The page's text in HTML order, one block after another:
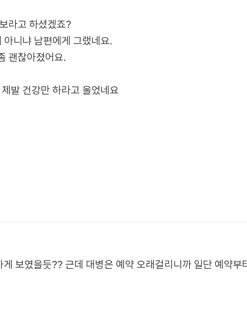
라고 하셨겠죠?
니냐 남편에게 그랬네요.
괜찮아졌어요.
발 건강만 하라고 울었네요
보였을듯?? 근데 대병은 예약 오래걸리니까 일단 예약